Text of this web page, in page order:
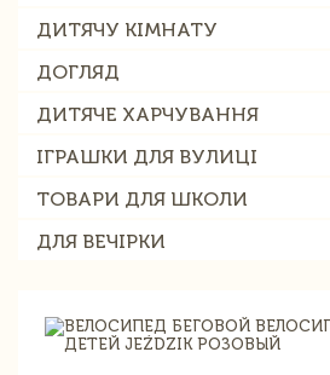
ДИТЯЧУ КІМНАТУ
ДОГЛЯД
ДИТЯЧЕ ХАРЧУВАННЯ
ІГРАШКИ ДЛЯ ВУЛИЦІ
ТОВАРИ ДЛЯ ШКОЛИ
ДЛЯ ВЕЧІРКИ